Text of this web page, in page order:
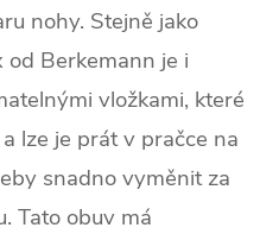
nohy. Stejně jako
Berkemann je i
vložkami, které
lze je prát v pračce na
snadno vyměnit za
Tato obuv má